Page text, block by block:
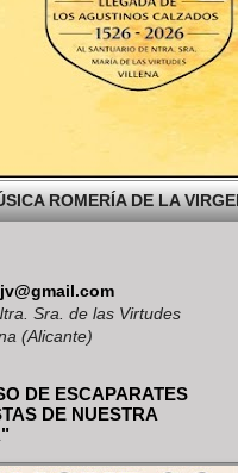
ROMERÍA DE LA
PUEDEN
Sra. de las Virtudes
(Alicante)
DE ESCAPARATES
DE NUESTRA